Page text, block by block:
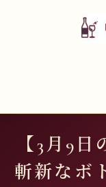
プ
LIQUOR
【3月9
斬新なボ